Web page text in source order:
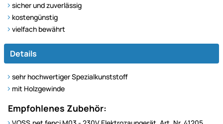
sicher und zuverlässig
kostengünstig
vielfach bewährt
Details
sehr hochwertiger Spezialkunststoff
mit Holzgewinde
Empfohlenes Zubehör: